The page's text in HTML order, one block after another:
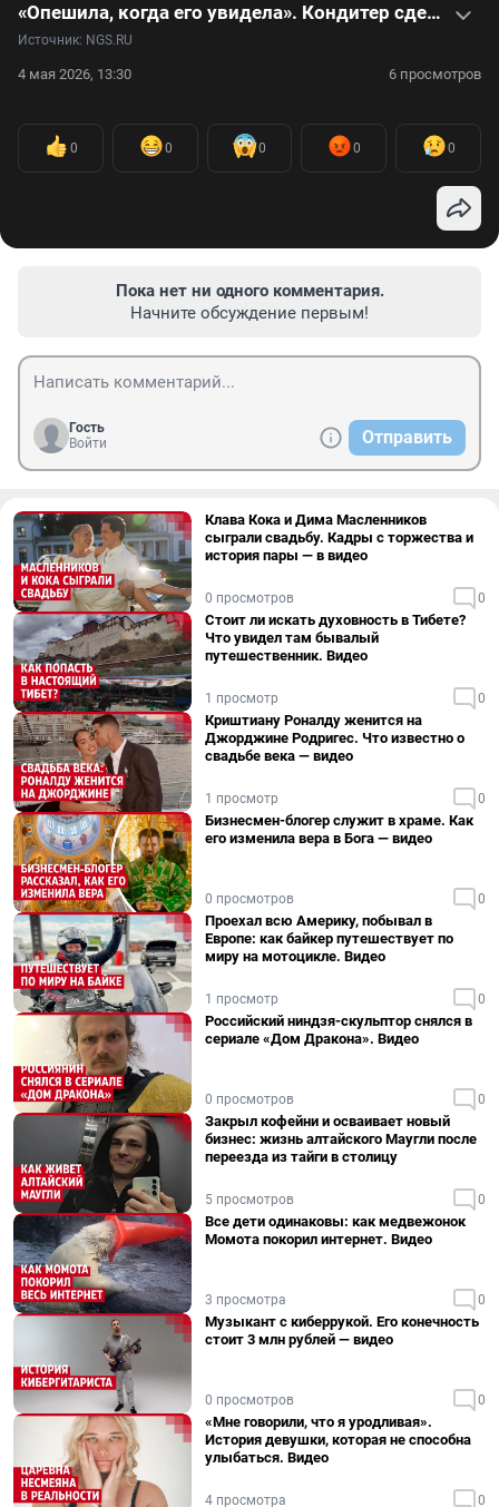
«Опешила, когда его увидела». Кондитер сделала пирожные для Киркорова. Видео
Источник: NGS.RU
4 мая 2026, 13:30 6 просмотров
0 0 0 0 0
Пока нет ни одного комментария.
Начните обсуждение первым!
Гость
Войти
Отправить
Клава Кока и Дима Масленников
сыграли свадьбу. Кадры с торжества и
история пары — в видео
0 просмотров 0
Стоит ли искать духовность в Тибете?
Что увидел там бывалый
путешественник. Видео
1 просмотр 0
Криштиану Роналду женится на
Джорджине Родригес. Что известно о
свадьбе века — видео
1 просмотр 0
Бизнесмен-блогер служит в храме. Как
его изменила вера в Бога — видео
0 просмотров 0
Проехал всю Америку, побывал в
Европе: как байкер путешествует по
миру на мотоцикле. Видео
1 просмотр 0
Российский ниндзя-скульптор снялся в
сериале «Дом Дракона». Видео
0 просмотров 0
Закрыл кофейни и осваивает новый
бизнес: жизнь алтайского Маугли после
переезда из тайги в столицу
5 просмотров 0
Все дети одинаковы: как медвежонок
Момота покорил интернет. Видео
3 просмотра 0
Музыкант с киберрукой. Его конечность
стоит 3 млн рублей — видео
0 просмотров 0
«Мне говорили, что я уродливая».
История девушки, которая не способна
улыбаться. Видео
4 просмотра 0